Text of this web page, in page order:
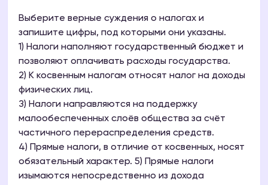
Выберите верные суждения о налогах и
запишите цифры, под которыми они указаны.
1) Налоги наполняют государственный бюджет и
позволяют оплачивать расходы государства.
2) К косвенным налогам относят налог на доходы
физических лиц.
З) Налоги направляются на поддержку
малообеспеченных слоёв общества за счёт
частичного перераспределения средств.
4) Прямые налоги, в отличие от косвенных, носят
обязательный характер. 5) Прямые налоги
изымаются непосредственно из дохода